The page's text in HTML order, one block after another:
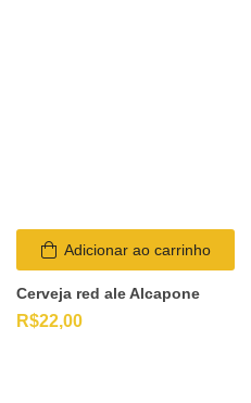
Adicionar ao carrinho
Cerveja red ale Alcapone
R$22,00